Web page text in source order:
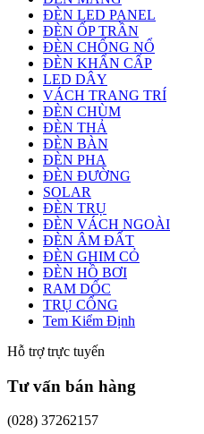
ĐÈN LED PANEL
ĐÈN ỐP TRẦN
ĐÈN CHỐNG NỔ
ĐÈN KHẨN CẤP
LED DÂY
VÁCH TRANG TRÍ
ĐÈN CHÙM
ĐÈN THẢ
ĐÈN BÀN
ĐÈN PHA
ĐÈN ĐƯỜNG
SOLAR
ĐÈN TRỤ
ĐÈN VÁCH NGOÀI
ĐÈN ÂM ĐẤT
ĐÈN GHIM CỎ
ĐÈN HỒ BƠI
RAM DỐC
TRỤ CỔNG
Tem Kiểm Định
Hỗ trợ trực tuyến
Tư vấn bán hàng
(028) 37262157